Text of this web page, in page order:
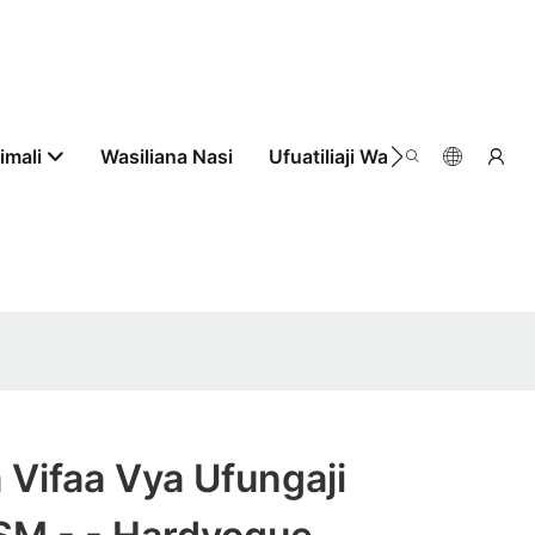
Wasiliana Nasi Ufuatiliaji Wa Agizo
Vifaa Vya Ufungaji